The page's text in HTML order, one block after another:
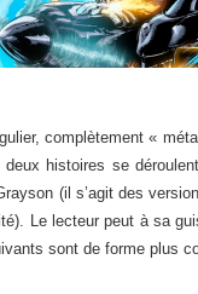
complètement «
histoires se
(il s’agit des
Le lecteur peut à sa
sont de forme plus